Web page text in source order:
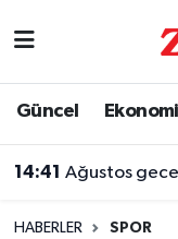
Güncel Ekonomi
14:41 Ağustos gecelerini
HABERLER SPOR
Nöbetçi